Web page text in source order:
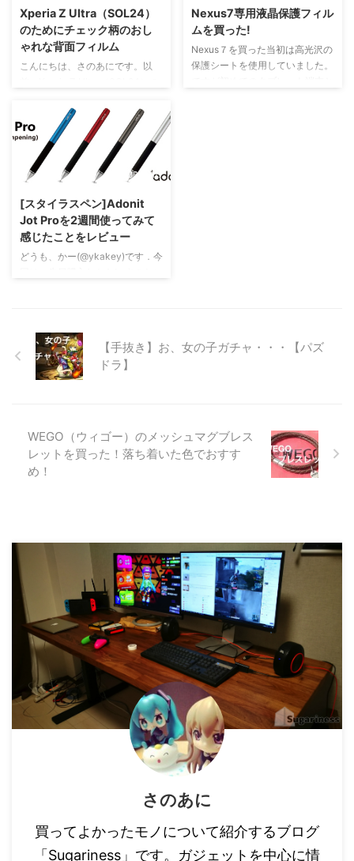
の良さ。 ケースの中身 中身は少
し黄ばんだ印象(´・ω・｀) ま、
いっか。特に色以外で気になるポ
イントはない。中はふわふわして
た。なかなかいい感じ～。本体む
き出しでかば ...
っていたクリーナーを使うこと
で、 気泡や細かいチリはある程
度なくすことができました。 画
面上部。 電源ボタン、音量ボタ
Xperia Z Ultra（SOL24）
のためにチェック柄のおし
ゃれな背面フィルム
こんにちは、さのあにです。以
プに関する記事を書きました。今
回はその背面フィルムの紹介で
す。 Xperia Z Ultra（SOL24）の
背面フィルム ラスタバナナから
販売されている背面デザインフィ
貼り付けています。 このXperia
Z Ultraの背面フィルムですが、
人気があるのかないのか、お店で
探してもなかなか見つからなかっ
Nexus7専用液晶保護フィル
ムを買った!
Nexus７を買った当初は高光沢の
保護シートを使用していました。
2022/11/7
[スタイラスペン]Adonit
Jot Proを2週間使ってみて
感じたことをレビュー
どうも、かー(@ykakey)です．今
紹介します。 使っていくうち
に、使い方というか、うまくペン
をタブレット上で走らせるかの要
領がつかめてきた気がします。
見やすい ゴムに比べ液晶の上を
走らせやすい デメリット キャッ
プが外れやすい 透明なディスク
が外れそうで怖い ペンに角度を
【手抜き】お、女の子ガチャ・・・【パズ
ドラ】
WEGO（ウィゴー）のメッシュマグブレス
レットを買った！落ち着いた色でおすす
め！
さのあに
買ってよかったモノについて紹介するブログ
「Sugariness」です。ガジェットを中心に情